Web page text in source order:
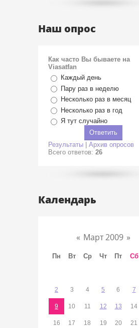
Наш опрос
Как часто Вы бываете на
Viasatfan
Каждый день
Пару раз в неделю
Несколько раз в месяц
Несколько раз в год
Я тут случайно
Результаты
Архив опросов
Всего ответов: 26
Календарь
« Март 2009 »
Пн Вт Ср Чт Пт Сб
2 3 4 5 6 7
9 10 11 12 13 14
16 17 18 19 20 21